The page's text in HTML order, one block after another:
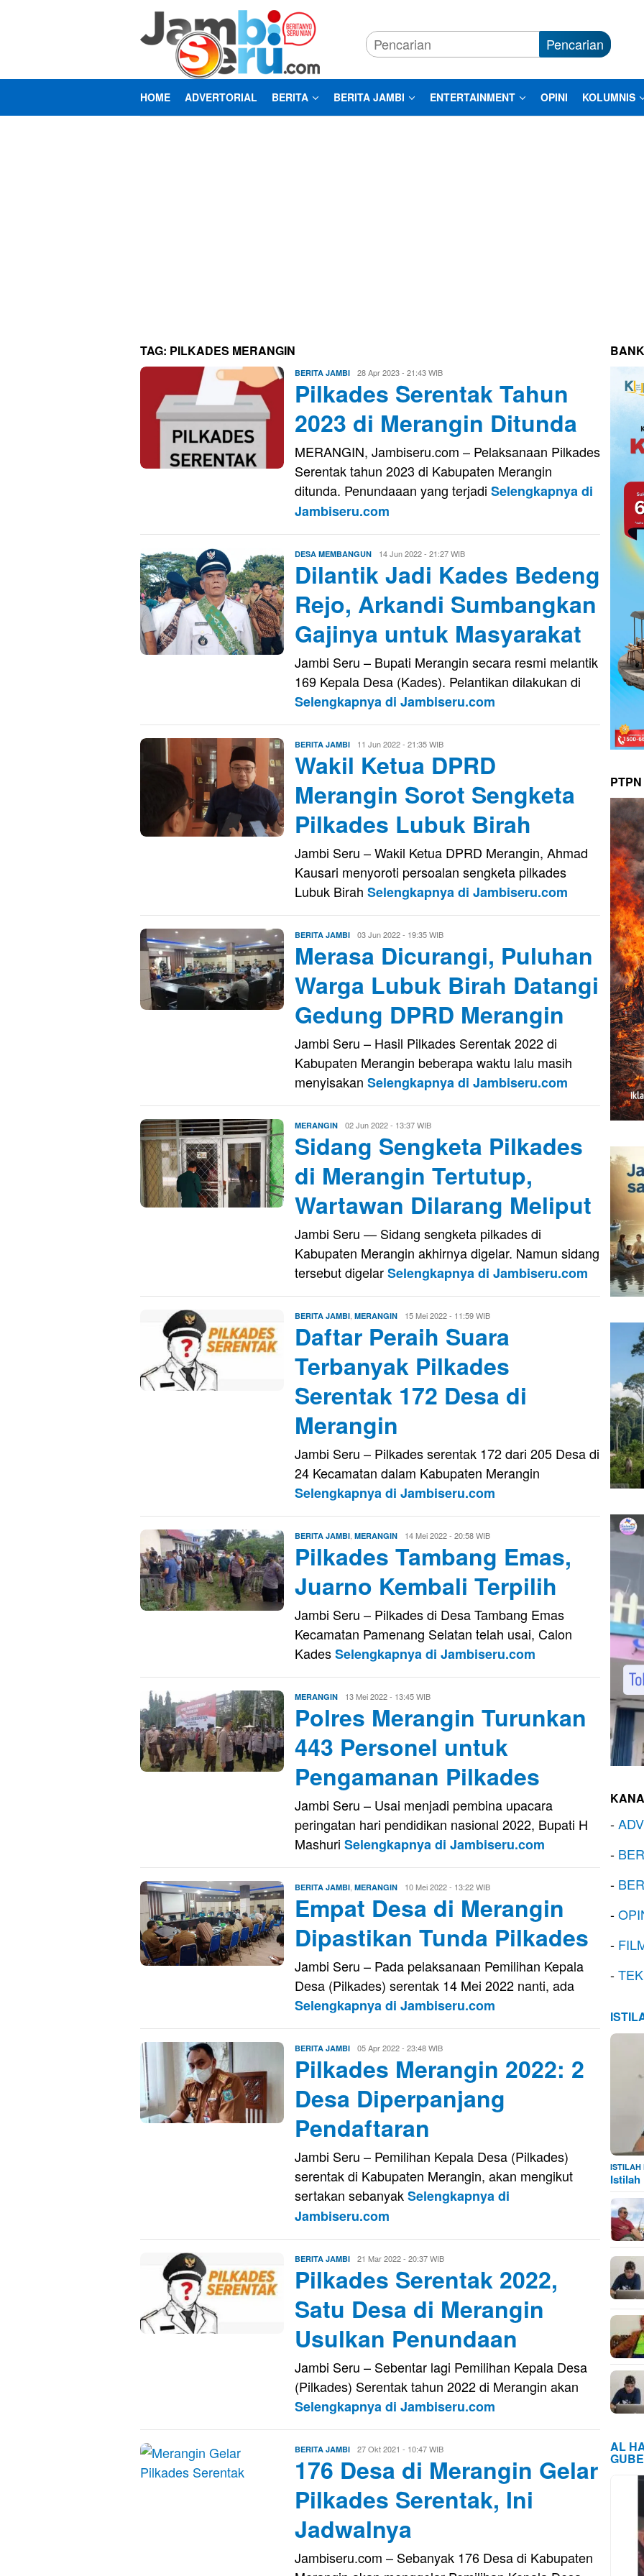
Pencarian
HOME ADVERTORIAL BERITA BERITA JAMBI ENTERTAINMENT OPINI KOLUMNIS
TAG: PILKADES MERANGIN
BERITA JAMBI Evo
Kusnady
28 Apr 2023 - 21:43 WIB
Pilkades Serentak Tahun
2023 di Merangin Ditunda
MERANGIN, Jambiseru.com – Pelaksanaan Pilkades
Serentak tahun 2023 di Kabupaten Merangin
ditunda. Penundaaan yang terjadi Selengkapnya di
Jambiseru.com
DESA MEMBANGUN Evo
Kusnady
14 Jun 2022 - 21:27 WIB
Dilantik Jadi Kades Bedeng
Rejo, Arkandi Sumbangkan
Gajinya untuk Masyarakat
Jambi Seru – Bupati Merangin secara resmi melantik
169 Kepala Desa (Kades). Pelantikan dilakukan di
Selengkapnya di Jambiseru.com
BERITA JAMBI Evo
Kusnady
11 Jun 2022 - 21:35 WIB
Wakil Ketua DPRD
Merangin Sorot Sengketa
Pilkades Lubuk Birah
Jambi Seru – Wakil Ketua DPRD Merangin, Ahmad
Kausari menyoroti persoalan sengketa pilkades
Lubuk Birah Selengkapnya di Jambiseru.com
BERITA JAMBI Evo
03 Jun 2022 - 19:35 WIB
Merasa Dicurangi, Puluhan
Warga Lubuk Birah Datangi
Gedung DPRD Merangin
Jambi Seru – Hasil Pilkades Serentak 2022 di
Kabupaten Merangin beberapa waktu lalu masih
menyisakan Selengkapnya di Jambiseru.com
MERANGIN Eri02 Jun 2022 - 13:37 WIB
Sidang Sengketa Pilkades
di Merangin Tertutup,
Wartawan Dilarang Meliput
Jambi Seru — Sidang sengketa pilkades di
Kabupaten Merangin akhirnya digelar. Namun sidang
tersebut digelarSelengkapnya di Jambiseru.com
BERITA JAMBI MERANGIN Eri
Saputra
15 Mei 2022 - 11:59 WIB
Daftar Peraih Suara
Terbanyak Pilkades
Serentak 172 Desa di
Merangin
Jambi Seru – Pilkades serentak 172 dari 205 Desa di
24 Kecamatan dalam Kabupaten Merangin
Selengkapnya di Jambiseru.com
BERITA JAMBI MERANGIN Eri
Saputra
14 Mei 2022 - 20:58 WIB
Pilkades Tambang Emas,
Juarno Kembali Terpilih
Jambi Seru – Pilkades di Desa Tambang Emas
Kecamatan Pamenang Selatan telah usai, Calon
KadesSelengkapnya di Jambiseru.com
MERANGIN Eri13 Mei 2022 - 13:45 WIB
Polres Merangin Turunkan
443 Personel untuk
Pengamanan Pilkades
Jambi Seru – Usai menjadi pembina upacara
peringatan hari pendidikan nasional 2022, Bupati H
Mashuri Selengkapnya di Jambiseru.com
BERITA JAMBI MERANGIN Eri10 Mei 2022 - 13:22 WIB
Empat Desa di Merangin
Dipastikan Tunda Pilkades
Jambi Seru – Pada pelaksanaan Pemilihan Kepala
Desa (Pilkades) serentak 14 Mei 2022 nanti, ada
Selengkapnya di Jambiseru.com
BERITA JAMBI Evo
Kusnady
05 Apr 2022 - 23:48 WIB
Pilkades Merangin 2022: 2
Desa Diperpanjang
Pendaftaran
Jambi Seru – Pemilihan Kepala Desa (Pilkades)
serentak di Kabupaten Merangin, akan mengikut
sertakan sebanyakSelengkapnya di
Jambiseru.com
BERITA JAMBI Evo
Kusnady
21 Mar 2022 - 20:37 WIB
Pilkades Serentak 2022,
Satu Desa di Merangin
Usulkan Penundaan
Jambi Seru – Sebentar lagi Pemilihan Kepala Desa
(Pilkades) Serentak tahun 2022 di Merangin akan
Selengkapnya di Jambiseru.com
BERITA JAMBI Eri
Saputra
27 Okt 2021 - 10:47 WIB
176 Desa di Merangin Gelar
Pilkades Serentak, Ini
Jadwalnya
Jambiseru.com – Sebanyak 176 Desa di Kabupaten
-
-
-
-
-
-
ISTILAH
Istilah
AL